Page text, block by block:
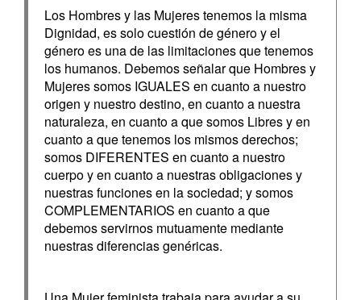
Los Hombres y las Mujeres tenemos la misma
Dignidad, es solo cuestión de género y el
género es una de las limitaciones que tenemos
los humanos. Debemos señalar que Hombres y
Mujeres somos IGUALES en cuanto a nuestro
origen y nuestro destino, en cuanto a nuestra
naturaleza, en cuanto a que somos Libres y en
cuanto a que tenemos los mismos derechos;
somos DIFERENTES en cuanto a nuestro
cuerpo y en cuanto a nuestras obligaciones y
nuestras funciones en la sociedad; y somos
COMPLEMENTARIOS en cuanto a que
debemos servirnos mutuamente mediante
nuestras diferencias genéricas.